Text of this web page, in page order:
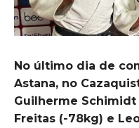
No último dia de
Astana, no
Guilherme
Freitas (-78kg) e